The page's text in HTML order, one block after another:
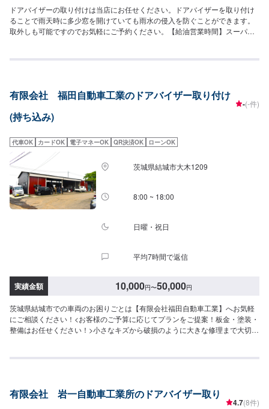
ドアバイザーの取り付けは当店にお任せください。ドアバイザーを取り付け
ることで雨天時に多少窓を開けていても雨水の侵入を防ぐことができます。
取外しも可能ですのでお気軽にご予約ください。【給油営業時間】スーパー
有限会社 福田自動車工業のドアバイザー取り付け
(持ち込み)
-(-件)
代車OK カードOK 電子マネーOK QR決済OK ローンOK
茨城県結城市大木1209
8:00 ~ 18:00
日曜・祝日
平均7時間で返信
実績金額 10,000円〜50,000円
茨城県結城市での車両のお困りごとは【有限会社福田自動車工業】へお気軽
にご相談ください！<お客様のご予算に応じてプランをご提案！板金・塗装・
整備はお任せください！>小さなキズから破損のように大きな修理まで大切な
きし、最適な施工方法をご提案しますので、お気軽にお問い合わせ下さい。
～3日程度で納車となります。(要相談)納期は前後する場合がございます。予
めご了承ください。-----代車について-----代車をご用意しています。お車の作
有限会社 岩一自動車工業所のドアバイザー取り
4.7(8件)